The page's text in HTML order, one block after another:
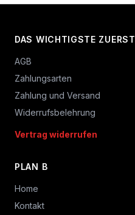
DAS WICHTIGSTE ZUERST
AGB
Zahlungsarten
Zahlung und Versand
Widerrufsbelehrung
Vertrag widerrufen
PLAN B
Home
Kontakt